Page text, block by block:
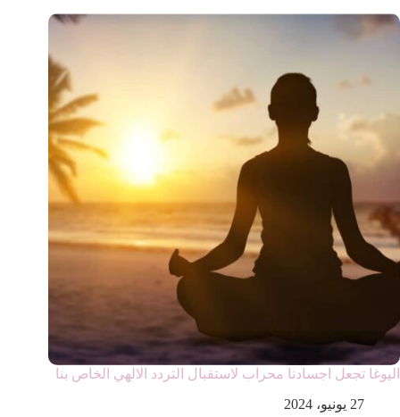
اليوغا تجعل اجسادنا محراب لاستقبال التردد الالهي الخاص بنا
27 يونيو، 2024